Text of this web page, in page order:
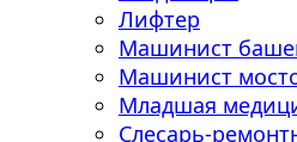
Лифтер
Машинист
Машинист
Младшая
Слесарь-